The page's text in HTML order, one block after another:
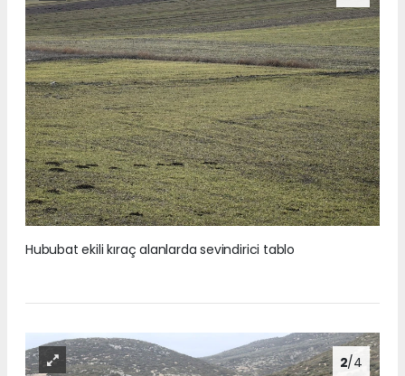
Hububat ekili kıraç alanlarda sevindirici tablo
2/4